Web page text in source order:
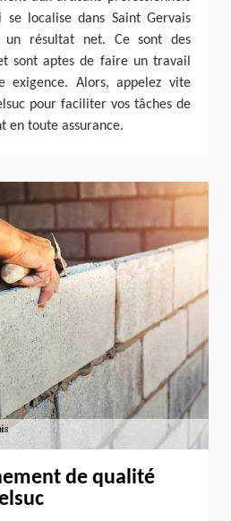
localise dans Saint Gervais
un résultat net. Ce sont des
sont aptes de faire un travail
exigence. Alors, appelez vite
pour faciliter vos tâches de
en toute assurance.
de qualité